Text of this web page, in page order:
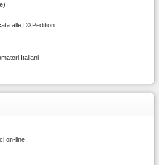
alle DXPedition.
Italiani
on-line.